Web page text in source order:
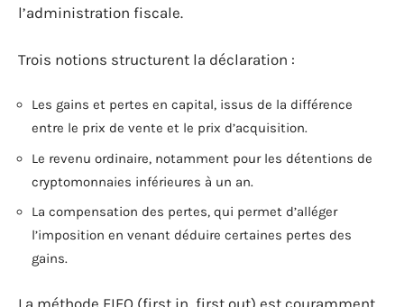
l’administration fiscale.
Trois notions structurent la déclaration :
Les gains et pertes en capital, issus de la différence
entre le prix de vente et le prix d’acquisition.
Le revenu ordinaire, notamment pour les détentions de
cryptomonnaies inférieures à un an.
La compensation des pertes, qui permet d’alléger
l’imposition en venant déduire certaines pertes des
gains.
La méthode FIFO (first in, first out) est couramment